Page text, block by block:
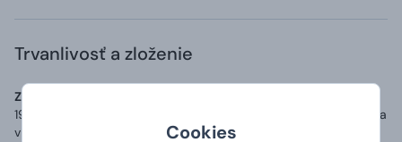
Cookies
Trvanlivosť a zloženie
Zoznam zložiek (zloženie):
190 g/m2, přídavek 5 % elastanu v průkrčníku a zpevňující páska
v ramenou.